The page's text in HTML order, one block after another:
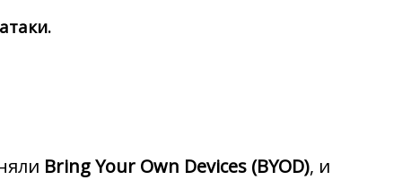
Bring Your Own Devices (BYOD), и